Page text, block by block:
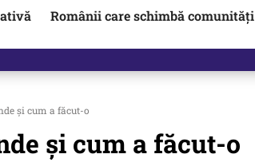
Românii care schimbă comunități
și cum a făcut-o
și cum a făcut-o